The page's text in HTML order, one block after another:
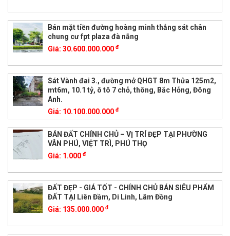
Bán mặt tiền đường hoàng minh thắng sát chân
chung cư fpt plaza đà nẵng
Giá: 30.600.000.000 đ
Sát Vành đai 3., đường mở QHGT 8m Thửa 125m2,
mt6m, 10.1 tỷ, ô tô 7 chỗ, thông, Bắc Hỗng, Đông
Anh.
Giá: 10.100.000.000 đ
BÁN ĐẤT CHÍNH CHỦ – VỊ TRÍ ĐẸP TẠI PHƯỜNG
VÂN PHÚ, VIỆT TRÌ, PHÚ THỌ
Giá: 1.000 đ
ĐẤT ĐẸP - GIÁ TỐT - CHÍNH CHỦ BÁN SIÊU PHẨM
ĐẤT TẠI Liên Đầm, Di Linh, Lâm Đồng
Giá: 135.000.000 đ